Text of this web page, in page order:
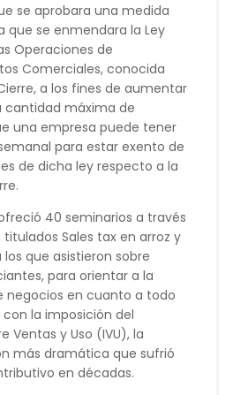
se aprobara una medida
que se enmendara la Ley
Operaciones de
Comerciales, conocida
a los fines de aumentar
cantidad máxima de
una empresa puede tener
para estar exento de
de dicha ley respecto a la
40 seminarios a través
titulados Sales tax en arroz y
que asistieron sobre
para orientar a la
negocios en cuanto a todo
la imposición del
Ventas y Uso (IVU), la
más dramática que sufrió
en décadas.